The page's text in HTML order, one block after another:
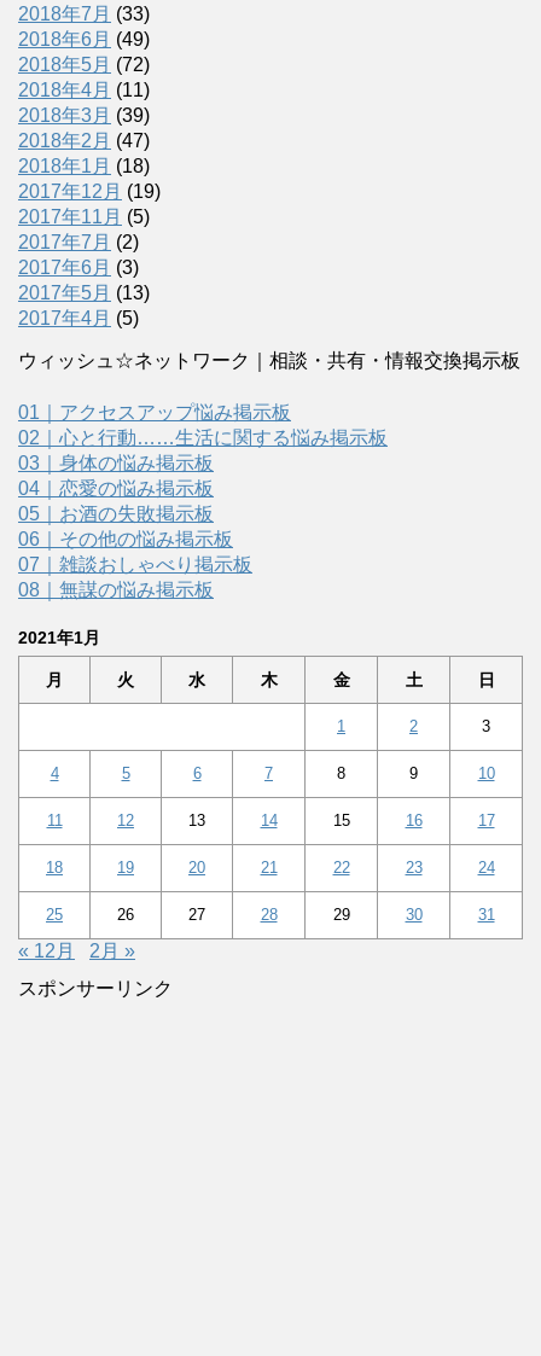
2018年7月 (33)
2018年6月 (49)
2018年5月 (72)
2018年4月 (11)
2018年3月 (39)
2018年2月 (47)
2018年1月 (18)
2017年12月 (19)
2017年11月 (5)
2017年7月 (2)
2017年6月 (3)
2017年5月 (13)
2017年4月 (5)
ウィッシュ☆ネットワーク｜相談・共有・情報交換掲示板
01｜アクセスアップ悩み掲示板
02｜心と行動……生活に関する悩み掲示板
03｜身体の悩み掲示板
04｜恋愛の悩み掲示板
05｜お酒の失敗掲示板
06｜その他の悩み掲示板
07｜雑談おしゃべり掲示板
08｜無謀の悩み掲示板
2021年1月
月 火 水 木 金 土 日
1 2 3
4 5 6 7 8 9 10
11 12 13 14 15 16 17
18 19 20 21 22 23 24
25 26 27 28 29 30 31
« 12月
2月 »
スポンサーリンク